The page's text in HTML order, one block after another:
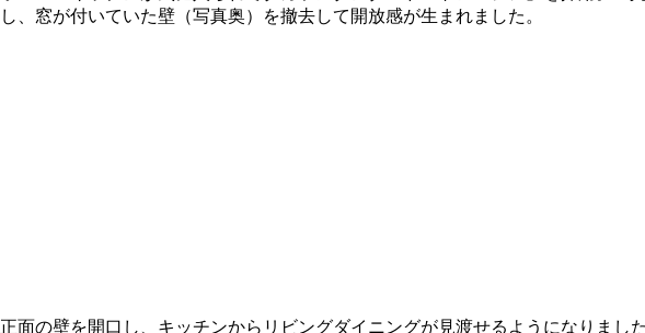
し、窓が付いていた壁（写真奥）を撤去して開放感が生まれました。
正面の壁を開口し、キッチンからリビングダイニングが見渡せるようになりました